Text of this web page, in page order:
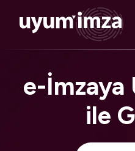
e-İmzaya
ile